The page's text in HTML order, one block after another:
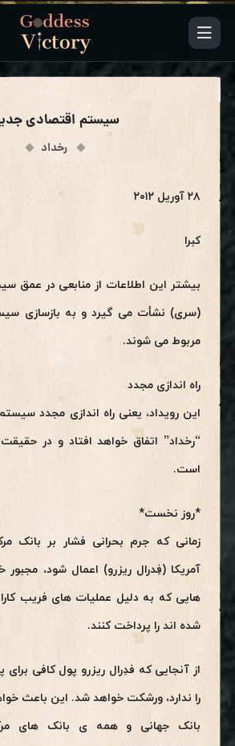
سیستم اقتصادی
رخداد
۲۸ آوریل ۲۰۱۲
کبرا
بیشتر این اطلاعات از منابعی در عمق
(سری) نشأت می گیرد و به بازسازی
مربوط می شوند.
راه اندازی مجدد
این رویداد، یعنی راه اندازی مجدد
“رخداد” اتفاق خواهد افتاد و در
است.
*روز نخست*
زمانی که جرم بحرانی فشار بر بانک
آمریکا (فِدرال ریزرو) اعمال شود،
هایی که به دلیل عملیات های فریب
شده اند را پرداخت کنند.
از آنجایی که فدِرال ریزرو پول کافی
بانک جهانی و همه ی بانک های